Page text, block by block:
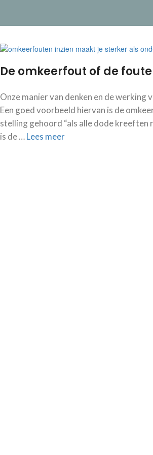
De omkeerfout of de
Onze manier van denken en de
Een goed voorbeeld hiervan is de
stelling gehoord “als alle dode kreeften
is de …Lees meer